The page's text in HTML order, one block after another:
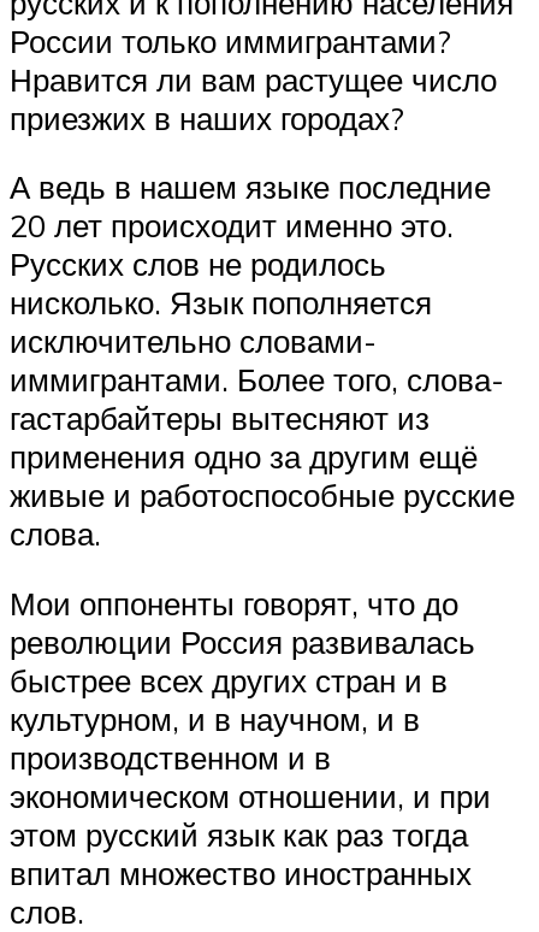
России только иммигрантами?
Нравится ли вам растущее число
приезжих в наших городах?
А ведь в нашем языке последние
20 лет происходит именно это.
Русских слов не родилось
нисколько. Язык пополняется
исключительно словами-
иммигрантами. Более того, слова-
гастарбайтеры вытесняют из
применения одно за другим ещё
живые и работоспособные русские
слова.
Мои оппоненты говорят, что до
революции Россия развивалась
быстрее всех других стран и в
культурном, и в научном, и в
производственном и в
экономическом отношении, и при
этом русский язык как раз тогда
впитал множество иностранных
слов.